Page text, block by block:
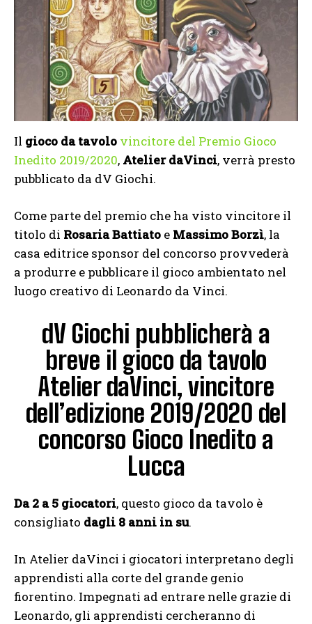
Il gioco da tavolo vincitore del Premio Gioco
Inedito 2019/2020, Atelier daVinci, verrà presto
pubblicato da dV Giochi.
Come parte del premio che ha visto vincitore il
titolo di Rosaria Battiato e Massimo Borzì, la
casa editrice sponsor del concorso provvederà
a produrre e pubblicare il gioco ambientato nel
luogo creativo di Leonardo da Vinci.
dV Giochi pubblicherà a
breve il gioco da tavolo
Atelier daVinci, vincitore
dell’edizione 2019/2020 del
concorso Gioco Inedito a
Lucca
Da 2 a 5 giocatori, questo gioco da tavolo è
consigliato dagli 8 anni in su.
In Atelier daVinci i giocatori interpretano degli
apprendisti alla corte del grande genio
fiorentino. Impegnati ad entrare nelle grazie di
Leonardo, gli apprendisti cercheranno di